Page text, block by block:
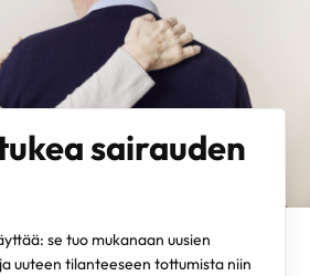
sairauden
se tuo mukanaan uusien
uuteen tilanteeseen tottumista niin